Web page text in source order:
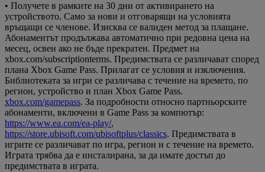
• Получете в рамките на 30 дни от активирането на
устройството. Само за нови и отговарящи на условията
връщащи се членове. Изисква се валиден метод за плащане.
Абонаментът продължава автоматично при редовна цена на
месец, освен ако не бъде прекратен. Предмет на
xbox.com/subscriptionterms. Предимствата се различават според
плана Xbox Game Pass. Прилагат се условия и изключения.
Библиотеката за игри се различава с течение на времето, по
регион, устройство и план Xbox Game Pass.
xbox.com/gamepass. За подробности относно партньорските
абонаменти, включени в Game Pass за компютър:
https://www.ea.com/ea-play/,
https://store.ubisoft.com/ubisoftplus/classics. Предимствата в
игрите се различават по игра, регион и с течение на времето.
Играта трябва да е инсталирана, за да имате достъп до
предимствата в играта.